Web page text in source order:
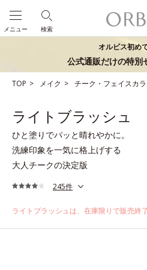
検索
メニュー
オルビス初め
公式通販だけの特別
TOP メイク チーク・フェイスカ
ライトブラッシュ
ひと塗りでパッと晴れやかに。
洗練印象を一気に格上げする
大人チークの決定版
245件
ライトブラッシュは、在庫限りで販売終